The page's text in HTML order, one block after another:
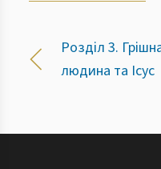
Розділ 3.
людина та Ісус